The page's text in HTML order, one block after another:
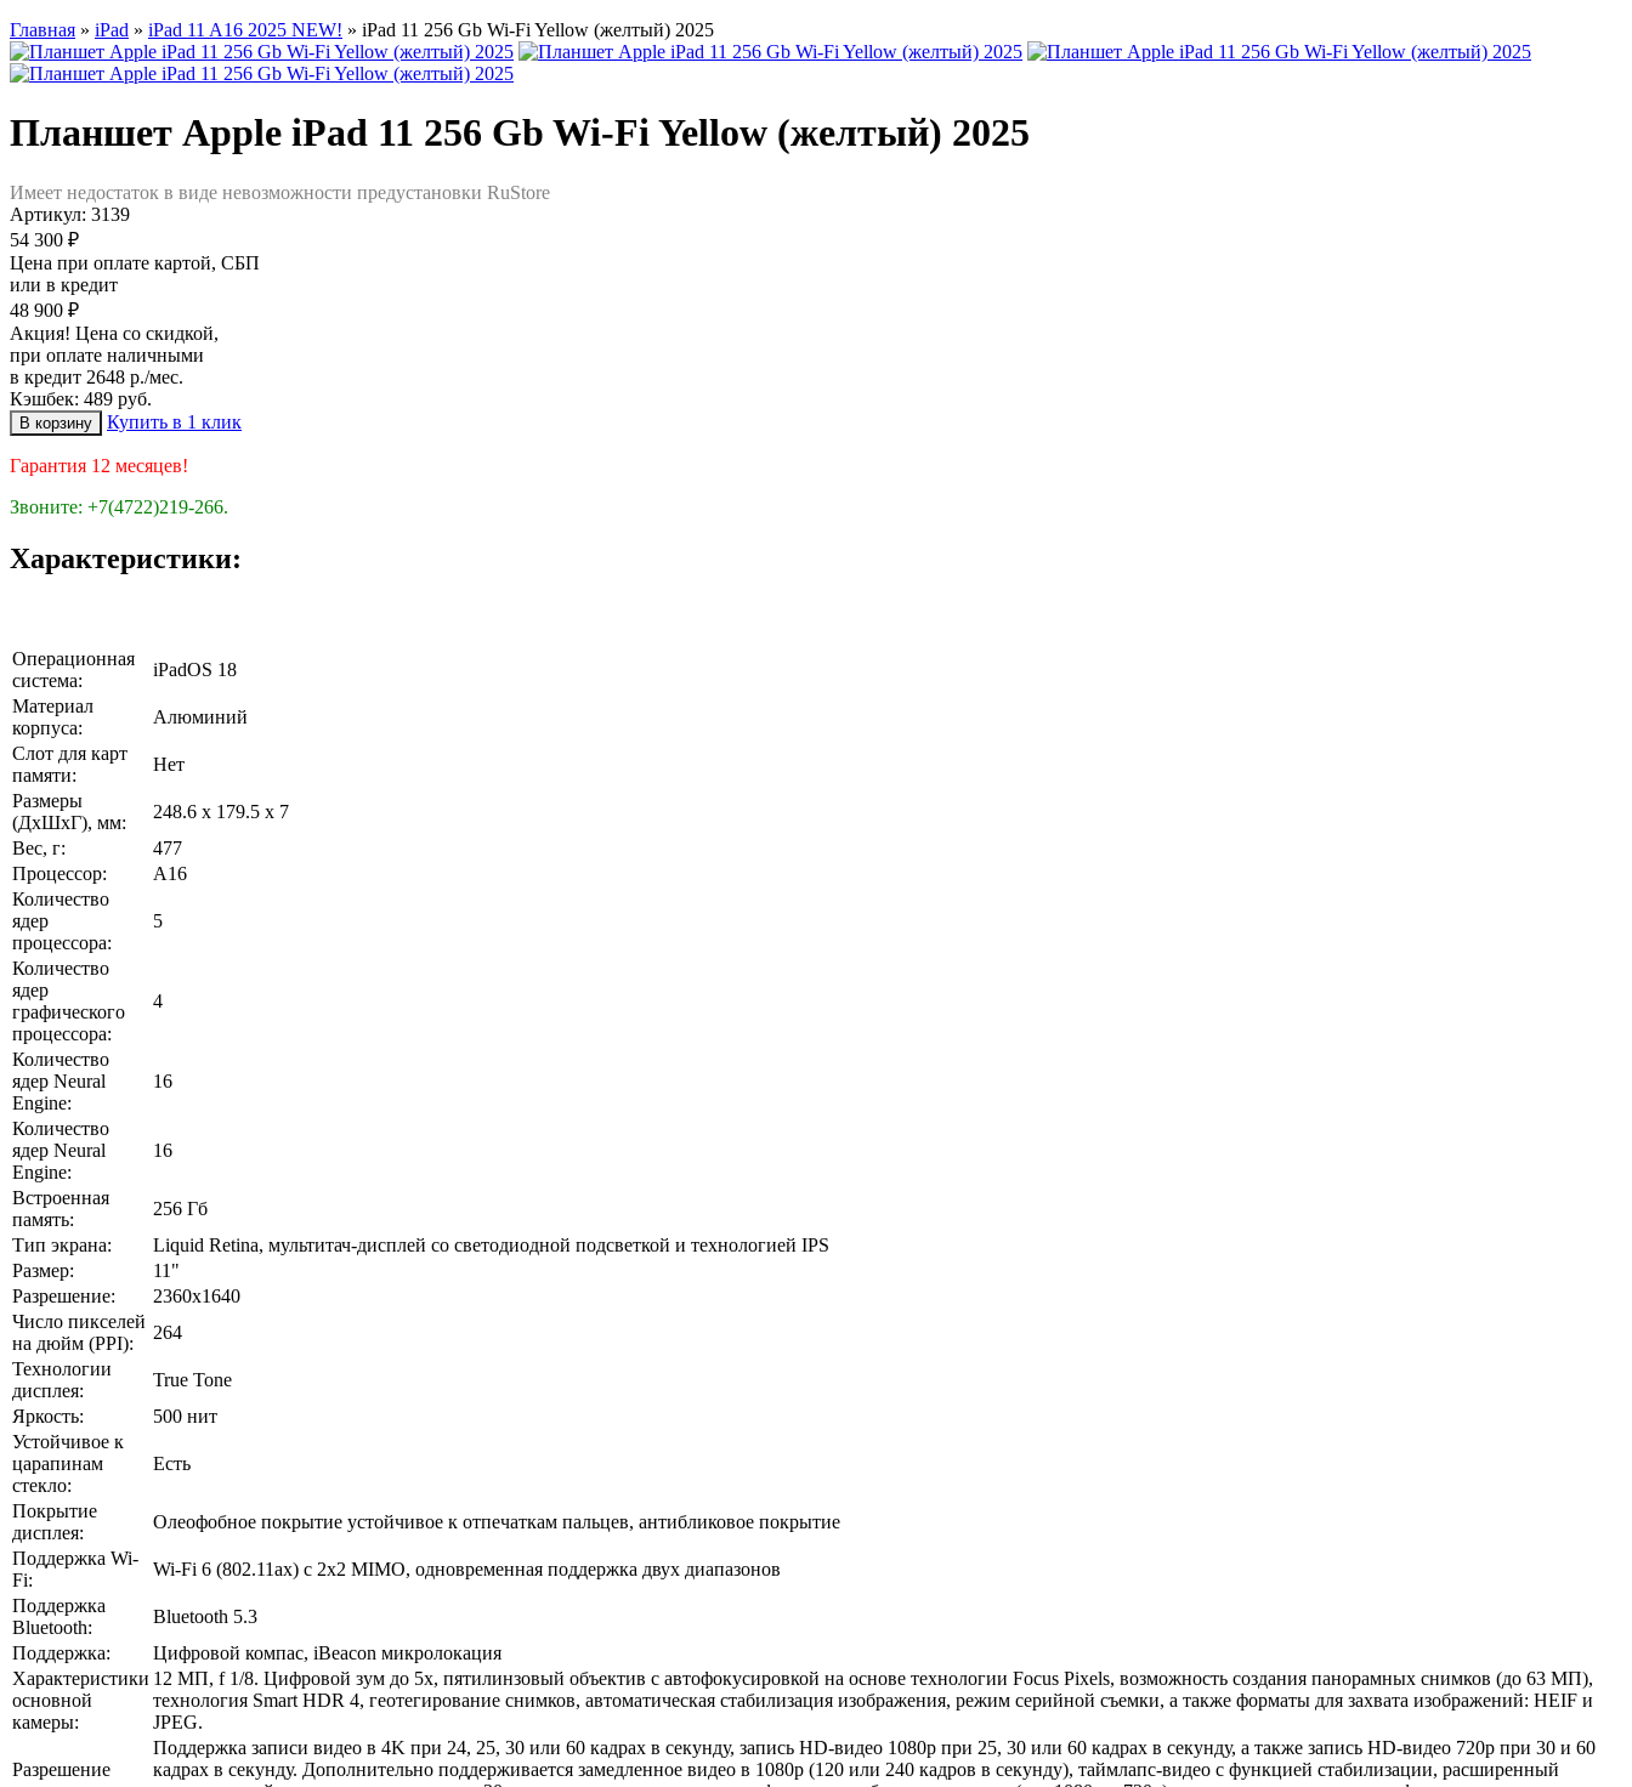
Главная » iPad » iPad 11 A16 2025 NEW! » iPad 11 256 Gb Wi-Fi Yellow (желтый) 2025
Планшет Apple iPad 11 256 Gb Wi-Fi Yellow (желтый) 2025
Имеет недостаток в виде невозможности предустановки RuStore
Артикул: 3139
54 300 ₽
Цена при оплате картой, СБП
или в кредит
48 900 ₽
Акция! Цена со скидкой,
при оплате наличными
в кредит 2648 р./мес.
Кэшбек: 489 руб.
Купить в 1 клик
Гарантия 12 месяцев!
Звоните: +7(4722)219-266.
Характеристики:
Операционная
система:
iPadOS 18
Материал
корпуса:
Алюминий
Слот для карт
памяти:
Нет
Размеры
(ДхШхГ), мм:
248.6 x 179.5 x 7
Вес, г:
477
Процессор:
A16
Количество
ядер
процессора:
5
Количество
ядер
графического
процессора:
4
Количество
ядер Neural
Engine:
16
Количество
ядер Neural
Engine:
16
Встроенная
память:
256 Гб
Тип экрана:
Liquid Retina, мультитач-дисплей со светодиодной подсветкой и технологией IPS
Размер:
11"
Разрешение:
2360х1640
Число пикселей
на дюйм (PPI):
264
Технологии
дисплея:
True Tone
Яркость:
500 нит
Устойчивое к
царапинам
стекло:
Есть
Покрытие
дисплея:
Олеофобное покрытие устойчивое к отпечаткам пальцев, антибликовое покрытие
Поддержка Wi-
Fi:
Wi-Fi 6 (802.11ax) с 2x2 MIMO, одновременная поддержка двух диапазонов
Поддержка
Bluetooth:
Bluetooth 5.3
Поддержка:
Цифровой компас, iBeacon микролокация
Характеристики
основной
камеры:
12 МП, f 1/8. Цифровой зум до 5x, пятилинзовый объектив с автофокусировкой на основе технологии Focus Pixels, возможность создания панорамных снимков (до 63 МП),
технология Smart HDR 4, геотегирование снимков, автоматическая стабилизация изображения, режим серийной съемки, а также форматы для захвата изображений: HEIF и
JPEG.
Разрешение
Поддержка записи видео в 4K при 24, 25, 30 или 60 кадрах в секунду, запись HD-видео 1080p при 25, 30 или 60 кадрах в секунду, а также запись HD-видео 720p при 30 и 60
кадрах в секунду. Дополнительно поддерживается замедленное видео в 1080p (120 или 240 кадров в секунду), таймлапс-видео с функцией стабилизации, расширенный